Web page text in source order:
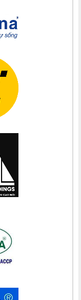
Thu 15/08
15/08
Diệu Phương 15/08
Bích Thuận 15/08
Hương 15/08
Mầu 15/08
Quỳnh Loan 15/08
08
Thành 15/08
15/08